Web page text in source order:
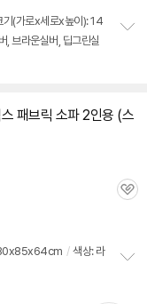
기(가로x세로x높이): 14
, 브라운실버, 딥그린실
기
패브릭 소파2인용 (스
관
/ 색상: 라